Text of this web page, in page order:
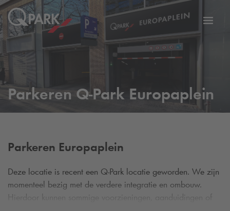
Parkeren Q-Park Europaplein
Parkeren Europaplein
Deze locatie is recent een Q-Park locatie geworden. We zijn
momenteel bezig met de verdere integratie en ombouw.
Hierdoor kunnen sommige voorzieningen, aanduidingen of